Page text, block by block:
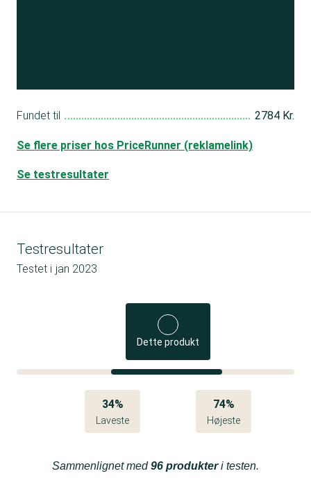
Fundet til 2784 Kr.
Se flere priser hos PriceRunner (reklamelink)
Se testresultater
Testresultater
Testet i jan 2023
Dette produkt
34%
Laveste
74%
Højeste
Sammenlignet med96 produkteri testen.